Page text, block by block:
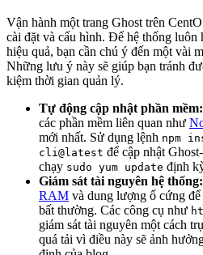
Vận hành một trang Ghost trên
cài đặt và cấu hình. Để hệ thống luôn
hiệu quả, bạn cần chú ý đến một vài
Những lưu ý này sẽ giúp bạn tránh
kiệm thời gian quản lý.
Tự động cập nhật phần mềm:
các phần mềm liên quan như
mới nhất. Sử dụng lệnh npm
cli@latest để cập nhật
chạy sudo yum update định
Giám sát tài nguyên hệ thống:
RAM và dung lượng ổ cứng để
bất thường. Các công cụ như
giám sát tài nguyên một cách
quá tải vì điều này sẽ ảnh